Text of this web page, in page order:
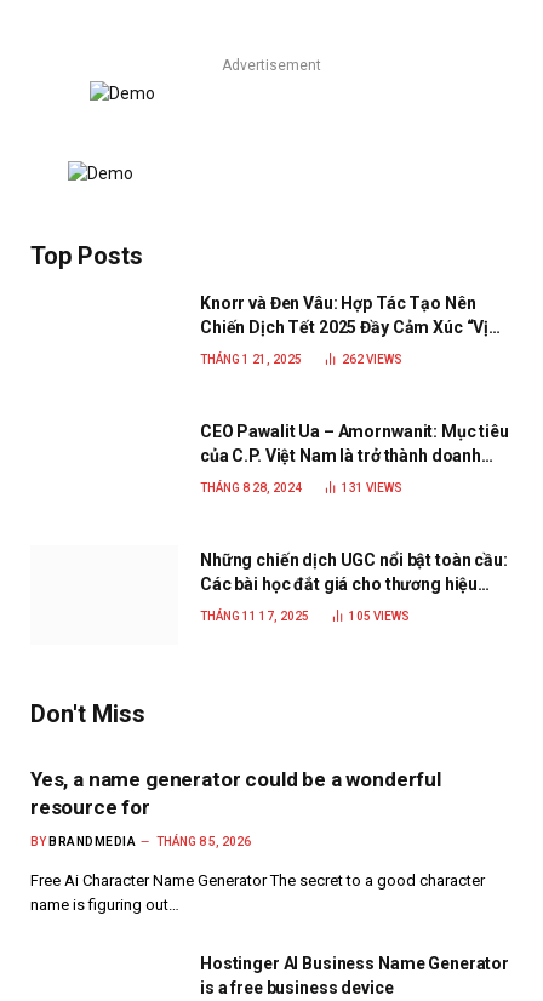
Advertisement
Top Posts
Knorr và Đen Vâu: Hợp Tác Tạo Nên
Chiến Dịch Tết 2025 Đầy Cảm Xúc “Vị
Nhà”
THÁNG 1 21, 2025 262VIEWS
CEO Pawalit Ua – Amornwanit: Mục tiêu
của C.P. Việt Nam là trở thành doanh
nghiệp xanh, phát triển bền vững
THÁNG 8 28, 2024 131 VIEWS
Những chiến dịch UGC nổi bật toàn cầu:
Các bài học đắt giá cho thương hiệu
năm 2025
THÁNG 11 17, 2025 105 VIEWS
Don't Miss
Yes, a name generator could be a wonderful
resource for
BY BRANDMEDIA THÁNG 8 5, 2026
Free Ai Character Name Generator The secret to a good character
name is figuring out…
Hostinger AI Business Name Generator
is a free business device